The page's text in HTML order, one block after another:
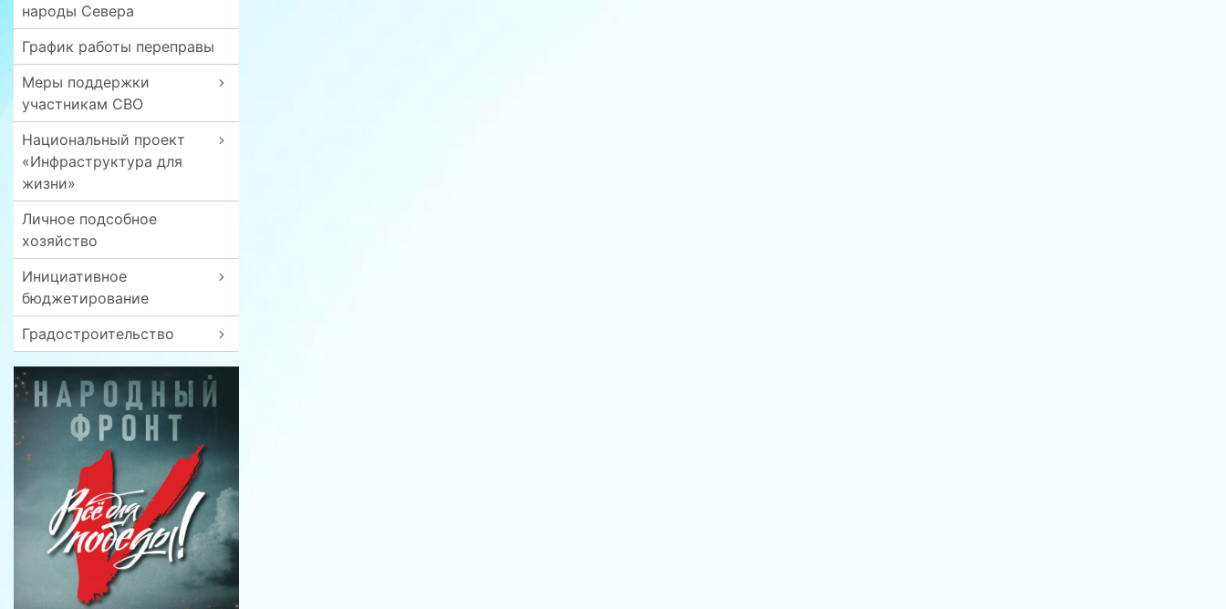
народы Севера
График работы переправы
Меры поддержки
участникам СВО
Национальный проект
«Инфраструктура для
жизни»
Личное подсобное
хозяйство
Инициативное
бюджетирование
Градостроительство